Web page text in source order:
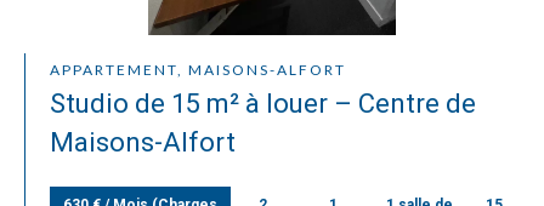
APPARTEMENT, MAISONS-ALFORT
Studio de 15 m² à louer – Centre de
Maisons-Alfort